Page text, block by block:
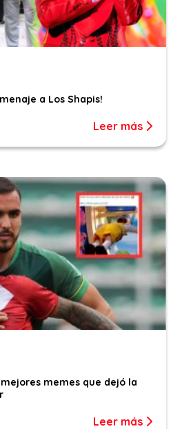
a Los Shapis!
Leer más
memes que dejó la
Leer más